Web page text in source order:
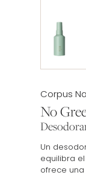
Corpus
No
Un
equilibra
ofrece